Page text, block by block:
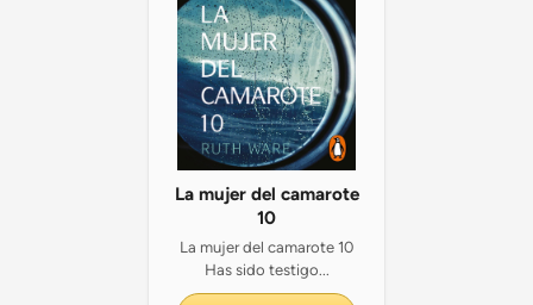
La mujer del camarote
10
La mujer del camarote 10
Has sido testigo...